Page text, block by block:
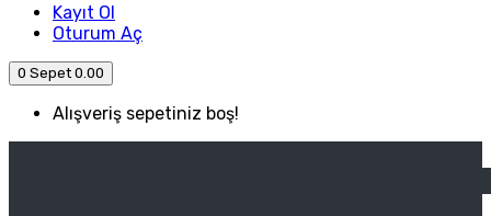
Kayıt Ol
Oturum Aç
0 Sepet 0.00
Alışveriş sepetiniz boş!